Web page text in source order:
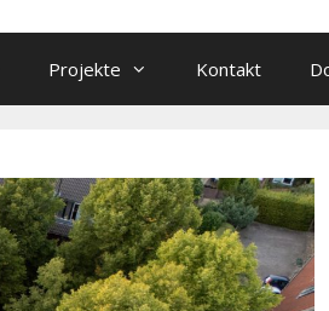
Projekte Kontakt